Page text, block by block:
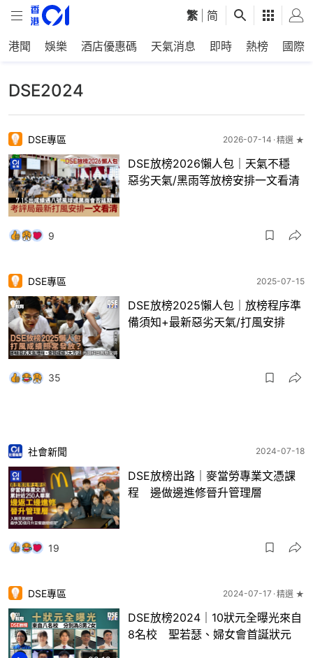
繁 简
港聞 娛樂 酒店優惠碼 天氣消息 即時 熱榜 國際
DSE2024
DSE專區 2026-07-14 精選 ★
DSE放榜2026懶人包｜天氣不穩
惡劣天氣/黑雨等放榜安排一文看清
9
DSE專區 2025-07-15
DSE放榜2025懶人包｜放榜程序準
備須知+最新惡劣天氣/打風安排
35
社會新聞 2024-07-18
DSE放榜出路｜麥當勞專業文憑課
程 邊做邊進修晉升管理層
19
DSE專區 2024-07-17 精選 ★
DSE放榜2024｜10狀元全曝光來自
8名校 聖若瑟、婦女會首誕狀元